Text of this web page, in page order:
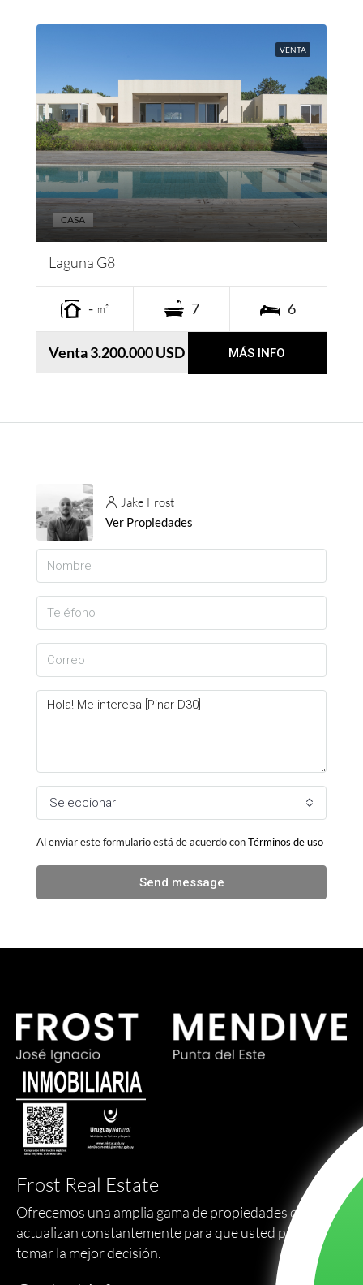
VENTA
Laguna G8
- m² 7 6
CASA
Venta 3.200.000 USD MÁS INFO
Jake Frost
Ver Propiedades
Seleccionar
Al enviar este formulario está de acuerdo conTérminos de uso
Send message
Frost Real Estate
Ofrecemos una amplia gama de propiedades que se
actualizan constantemente para que usted pueda
tomar la mejor decisión.